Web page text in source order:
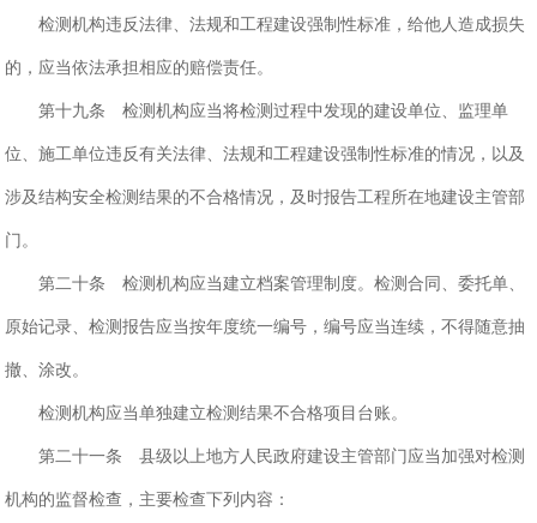
检测机构违反法律、法规和工程建设强制性标准，给他人造成损失
的，应当依法承担相应的赔偿责任。
第十九条 检测机构应当将检测过程中发现的建设单位、监理单
位、施工单位违反有关法律、法规和工程建设强制性标准的情况，以及
涉及结构安全检测结果的不合格情况，及时报告工程所在地建设主管部
门。
第二十条 检测机构应当建立档案管理制度。检测合同、委托单、
原始记录、检测报告应当按年度统一编号，编号应当连续，不得随意抽
撤、涂改。
检测机构应当单独建立检测结果不合格项目台账。
第二十一条 县级以上地方人民政府建设主管部门应当加强对检测
机构的监督检查，主要检查下列内容：